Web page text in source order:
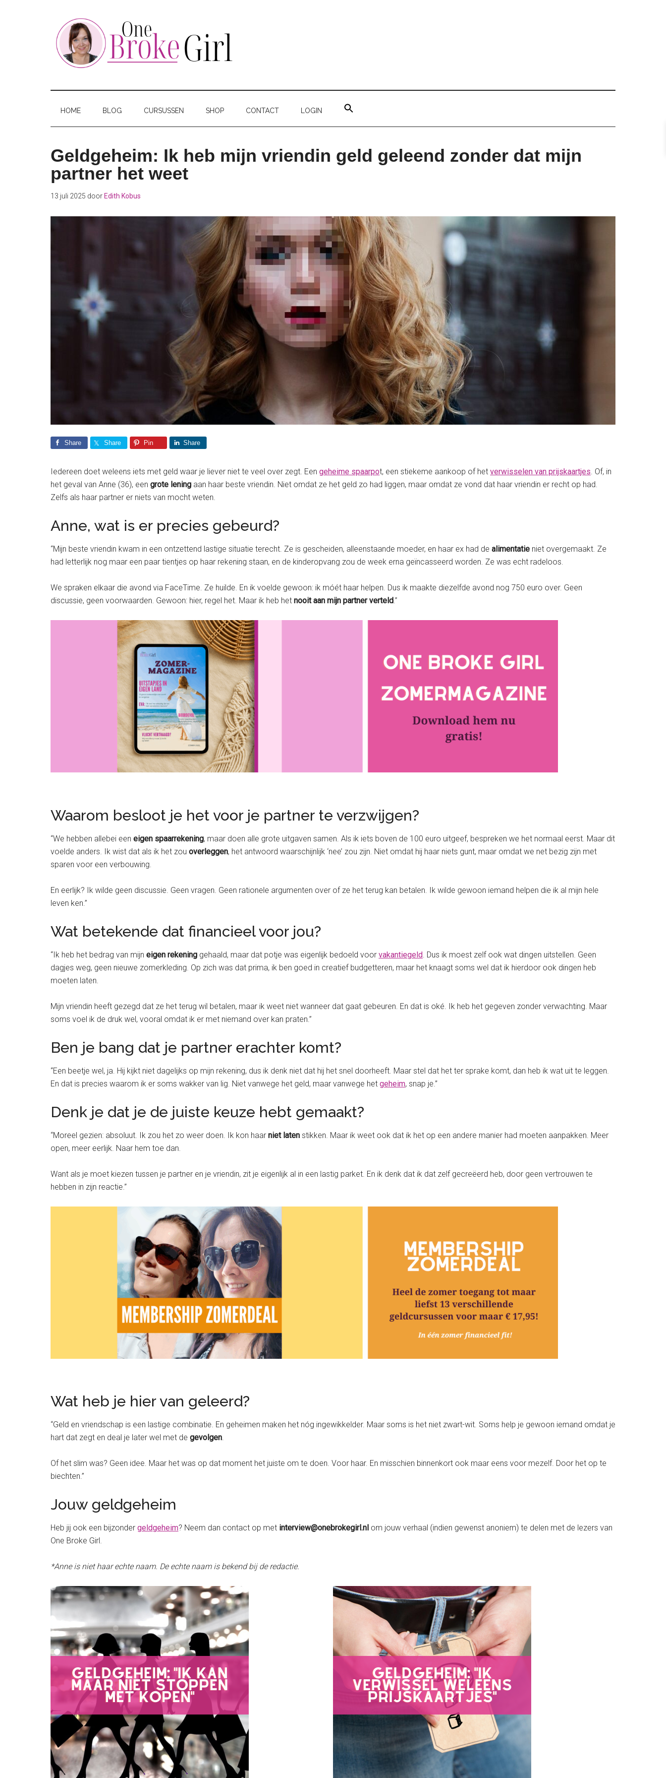
One
Broke
Girl
omHOME BLOG CURSUSSEN SHOP CONTACT LOGIN
Geldgeheim: Ik heb mijn vriendin geld geleend zonder dat mijn
partner het weet
13 juli 2025 door Edith Kobus
Share Share Pin Share
Iedereen doet weleens iets met geld waar je liever niet te veel over zegt. Een geheime spaarpot, een stiekeme aankoop of het verwisselen van prijskaartjes. Of, in
het geval van Anne (36), een grote lening aan haar beste vriendin. Niet omdat ze het geld zo had liggen, maar omdat ze vond dat haar vriendin er recht op had.
Zelfs als haar partner er niets van mocht weten.
Anne, wat is er precies gebeurd?
“Mijn beste vriendin kwam in een ontzettend lastige situatie terecht. Ze is gescheiden, alleenstaande moeder, en haar ex had de alimentatie niet overgemaakt. Ze
had letterlijk nog maar een paar tientjes op haar rekening staan, en de kinderopvang zou de week erna geïncasseerd worden. Ze was echt radeloos.
We spraken elkaar die avond via FaceTime. Ze huilde. En ik voelde gewoon: ik móét haar helpen. Dus ik maakte diezelfde avond nog 750 euro over. Geen
discussie, geen voorwaarden. Gewoon: hier, regel het. Maar ik heb het nooit aan mijn partner verteld.”
Waarom besloot je het voor je partner te verzwijgen?
“We hebben allebei een eigen spaarrekening, maar doen alle grote uitgaven samen. Als ik iets boven de 100 euro uitgeef, bespreken we het normaal eerst. Maar dit
voelde anders. Ik wist dat als ik het zou overleggen, het antwoord waarschijnlijk ‘nee’ zou zijn. Niet omdat hij haar niets gunt, maar omdat we net bezig zijn met
sparen voor een verbouwing.
En eerlijk? Ik wilde geen discussie. Geen vragen. Geen rationele argumenten over of ze het terug kan betalen. Ik wilde gewoon iemand helpen die ik al mijn hele
leven ken.”
Wat betekende dat financieel voor jou?
“Ik heb het bedrag van mijn eigen rekening gehaald, maar dat potje was eigenlijk bedoeld voor vakantiegeld . Dus ik moest zelf ook wat dingen uitstellen. Geen
dagjes weg, geen nieuwe zomerkleding. Op zich was dat prima, ik ben goed in creatief budgetteren, maar het knaagt soms wel dat ik hierdoor ook dingen heb
moeten laten.
Mijn vriendin heeft gezegd dat ze het terug wil betalen, maar ik weet niet wanneer dat gaat gebeuren. En dat is oké. Ik heb het gegeven zonder verwachting. Maar
soms voel ik de druk wel, vooral omdat ik er met niemand over kan praten.”
Ben je bang dat je partner erachter komt?
“Een beetje wel, ja. Hij kijkt niet dagelijks op mijn rekening, dus ik denk niet dat hij het snel doorheeft. Maar stel dat het ter sprake komt, dan heb ik wat uit te leggen.
En dat is precies waarom ik er soms wakker van lig. Niet vanwege het geld, maar vanwege het geheim, snap je.”
Denk je dat je de juiste keuze hebt gemaakt?
“Moreel gezien: absoluut. Ik zou het zo weer doen. Ik kon haar niet laten stikken. Maar ik weet ook dat ik het op een andere manier had moeten aanpakken. Meer
open, meer eerlijk. Naar hem toe dan.
Want als je moet kiezen tussen je partner en je vriendin, zit je eigenlijk al in een lastig parket. En ik denk dat ik dat zelf gecreëerd heb, door geen vertrouwen te
hebben in zijn reactie.”
Wat heb je hier van geleerd?
“Geld en vriendschap is een lastige combinatie. En geheimen maken het nóg ingewikkelder. Maar soms is het niet zwart-wit. Soms help je gewoon iemand omdat je
hart dat zegt en deal je later wel met de gevolgen.
Of het slim was? Geen idee. Maar het was op dat moment het juiste om te doen. Voor haar. En misschien binnenkort ook maar eens voor mezelf. Door het op te
biechten.”
Jouw geldgeheim
Heb jij ook een bijzonder geldgeheim? Neem dan contact op met interview@onebrokegirl.nl om jouw verhaal (indien gewenst anoniem) te delen met de lezers van
One Broke Girl.
*Anne is niet haar echte naam. De echte naam is bekend bij de redactie.